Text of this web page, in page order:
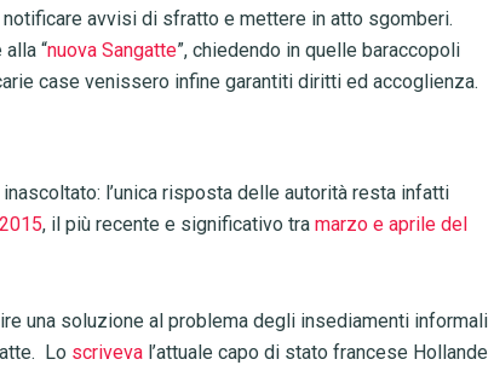
avvisi di sfratto e mettere in atto sgomberi.
“nuova Sangatte”, chiedendo in quelle baraccopoli
case venissero infine garantiti diritti ed accoglienza.
l’unica risposta delle autorità resta infatti
, il più recente e significativo tra marzo e aprile del
una soluzione al problema degli insediamenti informali
Lo scriveva l’attuale capo di stato francese Hollande